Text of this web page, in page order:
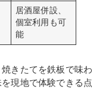
居酒屋併設、
個室利用も可
能
きたてを鉄板で味わ
現地で体験できる点